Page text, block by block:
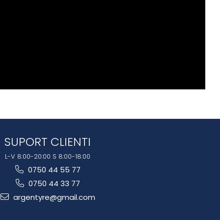
SUPORT CLIENTI
L-V 8:00-20:00 S 8:00-18:00
0750 44 55 77
0750 44 33 77
argentyre@gmail.com